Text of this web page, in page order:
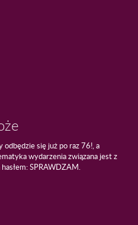
się już po raz 76!, a
wydarzenia związana jest z
SPRAWDZAM.